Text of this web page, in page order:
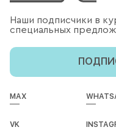
Наши подписчики в
специальных
MAX
VK